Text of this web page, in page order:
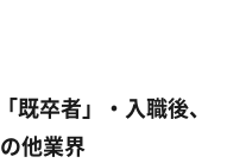
既卒者」・入職後、
他業界